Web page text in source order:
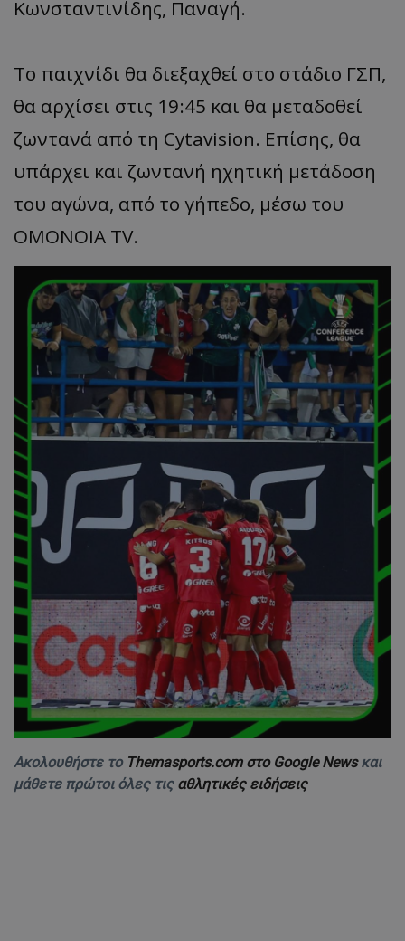
Κωνσταντινίδης, Παναγή.
Το παιχνίδι θα διεξαχθεί στο στάδιο ΓΣΠ,
θα αρχίσει στις 19:45 και θα μεταδοθεί
ζωντανά από τη Cytavision. Επίσης, θα
υπάρχει και ζωντανή ηχητική μετάδοση
του αγώνα, από το γήπεδο, μέσω του
ΟΜΟΝΟΙΑ TV.
Ακολουθήστε το Themasports.com στο Google Newsκαι
μάθετε πρώτοι όλες τις αθλητικές ειδήσεις